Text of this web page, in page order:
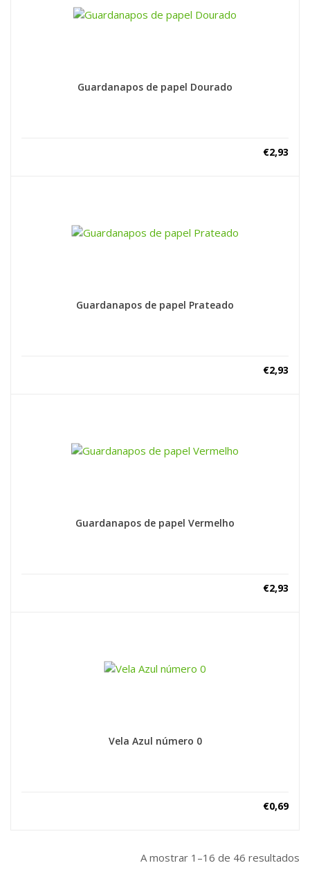
Guardanapos de papel Dourado
€2,93
Guardanapos de papel Prateado
€2,93
Guardanapos de papel Vermelho
€2,93
Vela Azul número 0
€0,69
A mostrar 1–16 de 46 resultados